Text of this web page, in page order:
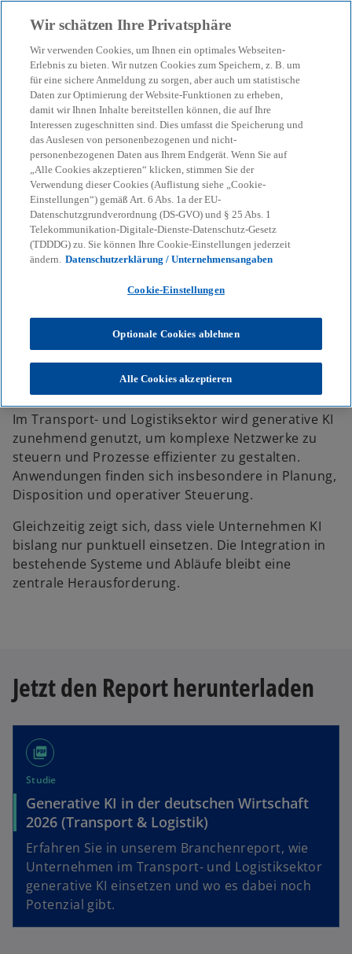
menu search
Generative KI in der
deutschen Wirtschaft 2026
(Transport & Logistik)
Erfahren Sie in unserem Branchenreport, wie
Unternehmen im Transport- und Logistiksektor
generative KI einsetzen und wo es dabei noch
Potenzial gibt.
KPMG Themen
KI & Digitale Transformation
Künstliche Intelligenz
Generative KI in der deutschen Wirtschaft 2026
Generative KI in der deutschen Wirtschaft 2026 - Branchenreport
Im Transport- und Logistiksektor wird generative KI
zunehmend genutzt, um komplexe Netzwerke zu
steuern und Prozesse effizienter zu gestalten.
Anwendungen finden sich insbesondere in Planung,
Disposition und operativer Steuerung.
Gleichzeitig zeigt sich, dass viele Unternehmen KI
bislang nur punktuell einsetzen. Die Integration in
bestehende Systeme und Abläufe bleibt eine
zentrale Herausforderung.
Jetzt den Report herunterladen
picture_as_pdf
Studie
Generative KI in der deutschen Wirtschaft
2026 (Transport & Logistik)
Erfahren Sie in unserem Branchenreport, wie
Unternehmen im Transport- und Logistiksektor
generative KI einsetzen und wo es dabei noch
Potenzial gibt.
Wir schätzen Ihre Privatsphäre
Wir verwenden Cookies, um Ihnen ein optimales Webseiten-
Erlebnis zu bieten. Wir nutzen Cookies zum Speichern, z. B. um
für eine sichere Anmeldung zu sorgen, aber auch um statistische
Daten zur Optimierung der Website-Funktionen zu erheben,
damit wir Ihnen Inhalte bereitstellen können, die auf Ihre
Interessen zugeschnitten sind. Dies umfasst die Speicherung und
das Auslesen von personenbezogenen und nicht-
personenbezogenen Daten aus Ihrem Endgerät. Wenn Sie auf
„Alle Cookies akzeptieren“ klicken, stimmen Sie der
Verwendung dieser Cookies (Auflistung siehe „Cookie-
Einstellungen“) gemäß Art. 6 Abs. 1a der EU-
Datenschutzgrundverordnung (DS-GVO) und § 25 Abs. 1
Telekommunikation-Digitale-Dienste-Datenschutz-Gesetz
(TDDDG) zu. Sie können Ihre Cookie-Einstellungen jederzeit
ändern. Datenschutzerklärung / Unternehmensangaben
Cookie-Einstellungen
Optionale Cookies ablehnen
Alle Cookies akzeptieren